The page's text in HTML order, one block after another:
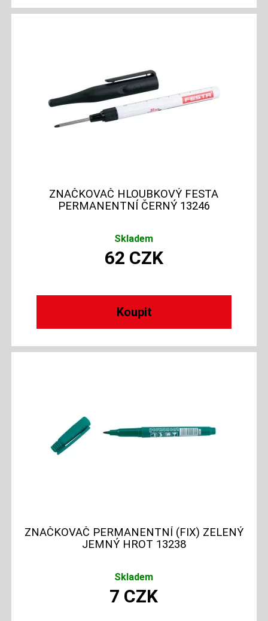
ZNAČKOVAČ HLOUBKOVÝ FESTA
PERMANENTNÍ ČERNÝ 13246
Skladem
62 CZK
ZNAČKOVAČ PERMANENTNÍ (FIX) ZELENÝ
JEMNÝ HROT 13238
Skladem
7 CZK